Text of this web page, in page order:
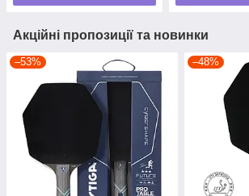
Акційні пропозиції та новинки
–53% –48%